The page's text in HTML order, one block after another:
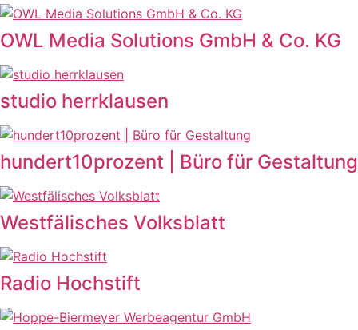
OWL Media Solutions GmbH & Co. KG
studio herrklausen
hundert10prozent | Büro für Gestaltung
Westfälisches Volksblatt
Radio Hochstift